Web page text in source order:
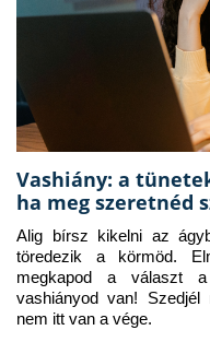
Vashiány: a
ha meg szeretnéd
Alig bírsz kikelni az
töredezik a körmöd.
megkapod a választ
vashiányod van! Szedjél
nem itt van a vége.